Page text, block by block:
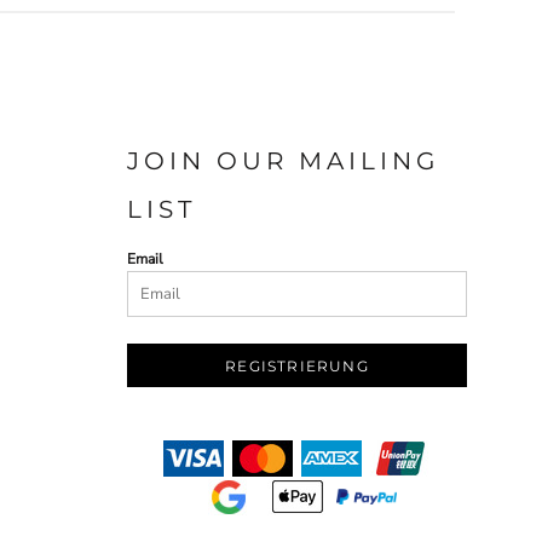
JOIN OUR MAILING
LIST
Email
REGISTRIERUNG